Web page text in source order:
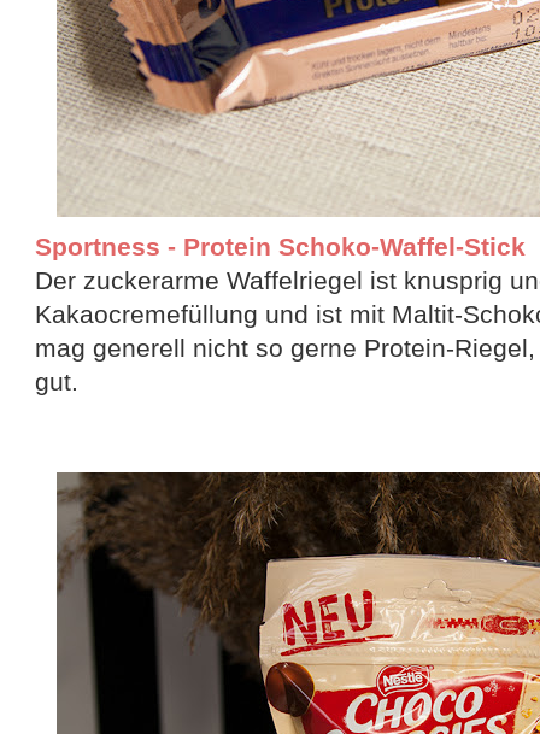
Sportness - Protein Schoko-Waffel-Stick
Der zuckerarme Waffelriegel ist knusprig
Kakaocremefüllung und ist mit Maltit-
mag generell nicht so gerne Protein-
gut.